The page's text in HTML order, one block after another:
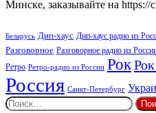
Минске, заказывайте на https://
Беларусь Дип-хаус Дип-хаус радио из
Разговорное Разговорное радио из
Ретро Ретро-радио из России Рок
Россия Санкт-Петербург
Найти: